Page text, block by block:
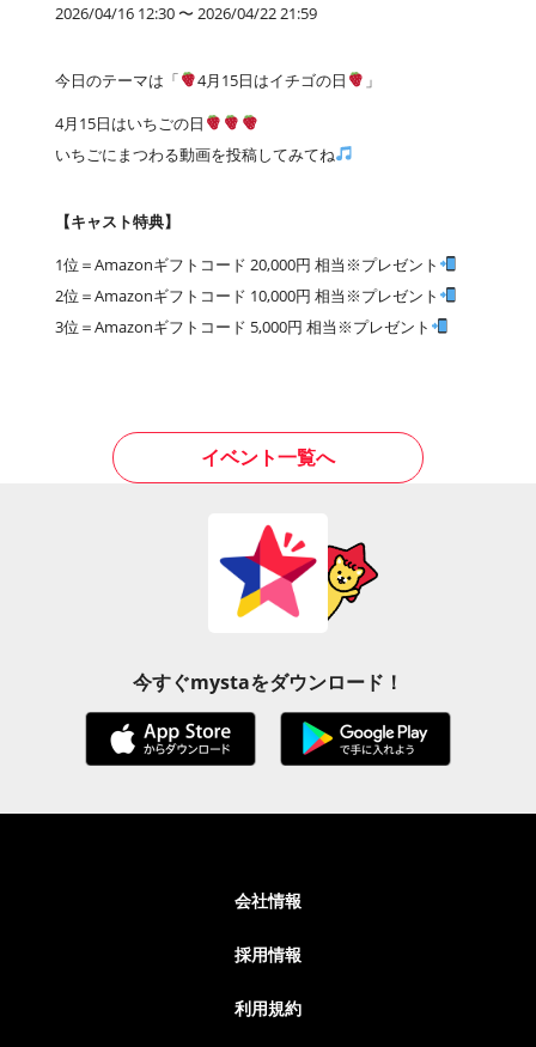
2026/04/16 12:30 〜 2026/04/22 21:59
今日のテーマは「 4月15日はイチゴの日
」
4月15日はいちごの日
いちごにまつわる動画を投稿してみてね
【キャスト特典】
1位＝Amazonギフトコード 20,000円 相当※プレゼント
2位＝Amazonギフトコード 10,000円 相当※プレゼント
3位＝Amazonギフトコード 5,000円 相当※プレゼント
イベント一覧へ
今すぐmystaをダウンロード！
会社情報
採用情報
利用規約